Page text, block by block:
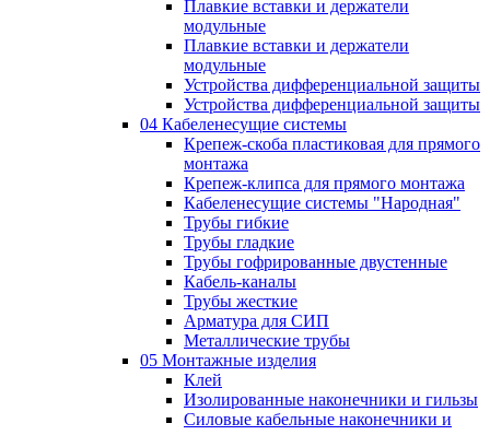
Плавкие вставки и держатели
модульные
Плавкие вставки и держатели
модульные
Устройства дифференциальной защиты
Устройства дифференциальной защиты
04 Кабеленесущие системы
Крепеж-скоба пластиковая для прямого
монтажа
Крепеж-клипса для прямого монтажа
Кабеленесущие системы "Народная"
Трубы гибкие
Трубы гладкие
Трубы гофрированные двустенные
Кабель-каналы
Трубы жесткие
Арматура для СИП
Металлические трубы
05 Монтажные изделия
Клей
Изолированные наконечники и гильзы
Силовые кабельные наконечники и